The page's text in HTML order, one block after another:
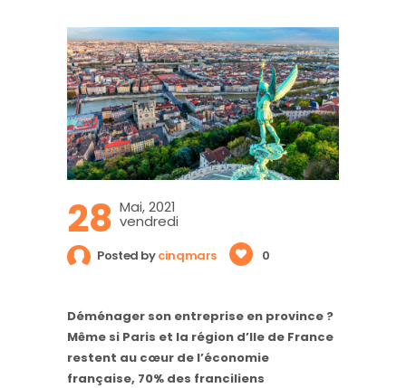
28 Mai, 2021
vendredi
Posted bycinqmars 0
Déménager son entreprise en province ?
Même si Paris et la région d’Ile de France
restent au cœur de l’économie
française, 70% des franciliens